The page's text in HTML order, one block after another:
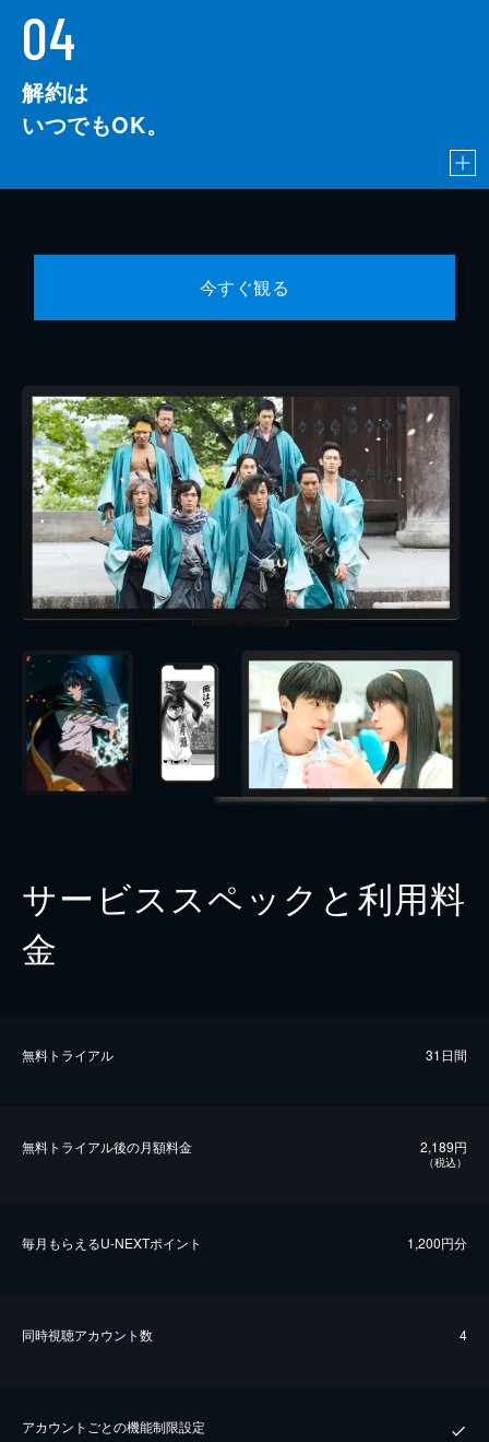
04
解約は
いつでもOK。
今すぐ観る
サービススペックと利用料
金
無料トライアル 31日間
無料トライアル後の⽉額料金 2,189円
（税込）
毎⽉もらえるU-NEXTポイント 1,200円分
同時視聴アカウント数 4
アカウントごとの機能制限設定